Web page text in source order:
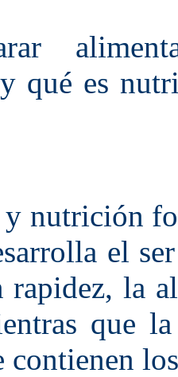
qué es
nutrición
el
la
que
contienen